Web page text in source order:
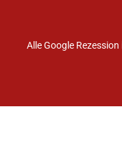
Alle Google